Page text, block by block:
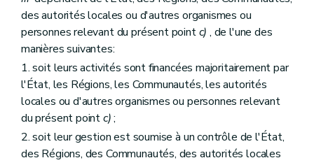
Chapitre 6
Services sociaux et autres services spécifiques
Art. 88
Art. 89
Art. 90
Art. 91
Chapitre 7 Marchés publics de faible montant
Art. 92
Titre 3 Marchés publics dans les secteurs spéciaux
Chapitre I
Section 1re
Champ d'application ratione personæ
Art. 93
Art. 94
des autorités locales ou d'autres organismes ou
personnes relevant du présent pointc) , de l'une des
manières suivantes:
1. soit leurs activités sont financées majoritairement par
l'État, les Régions, les Communautés, les autorités
locales ou d'autres organismes ou personnes relevant
du présent pointc);
2. soit leur gestion est soumise à un contrôle de l'État,
des Régions, des Communautés, des autorités locales